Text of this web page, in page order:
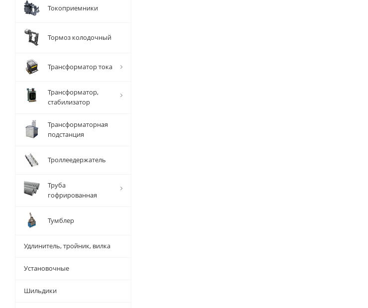
Токоприемники
Тормоз колодочный
Трансформатор тока
Трансформатор,
стабилизатор
Трансформаторная
подстанция
Троллеедержатель
Труба
гофрированная
Тумблер
Удлинитель, тройник, вилка
Установочные
Шильдики